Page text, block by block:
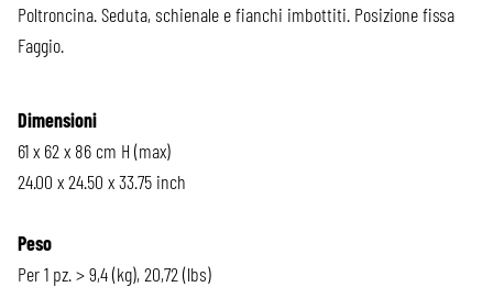
Poltroncina. Seduta, schienale e fianchi imbottiti. Posizione fissa
Faggio.
Dimensioni
61 x 62 x 86 cm H (max)
24.00 x 24.50 x 33.75 inch
Peso
Per 1 pz. > 9,4 (kg), 20,72 (lbs)